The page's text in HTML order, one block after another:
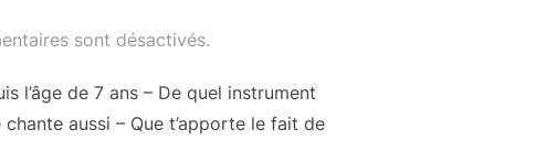
sont désactivés.
l’âge de 7 ans – De quel instrument
aussi – Que t’apporte le fait de